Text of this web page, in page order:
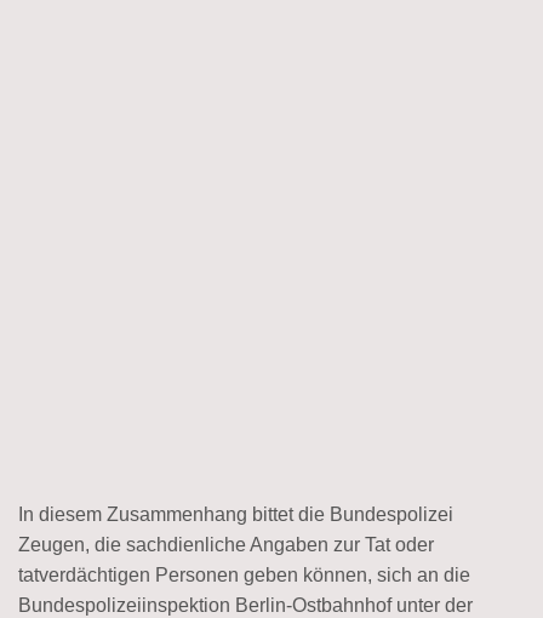
In diesem Zusammenhang bittet die Bundespolizei
Zeugen, die sachdienliche Angaben zur Tat oder
tatverdächtigen Personen geben können, sich an die
Bundespolizeiinspektion Berlin-Ostbahnhof unter der